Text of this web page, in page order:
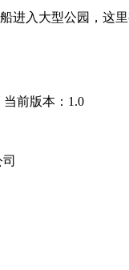
进入大型公园，这
当前版本：1.0